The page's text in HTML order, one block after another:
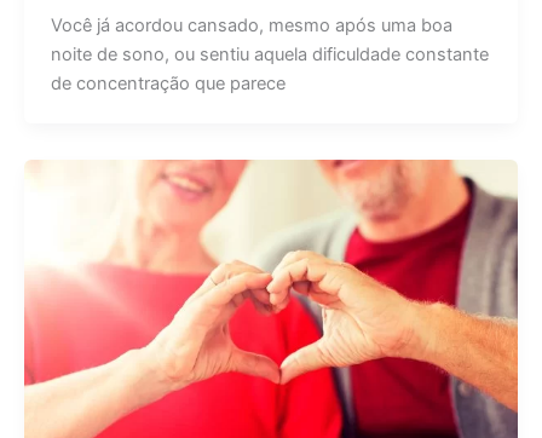
Você já acordou cansado, mesmo após uma boa
noite de sono, ou sentiu aquela dificuldade constante
de concentração que parece